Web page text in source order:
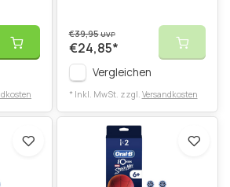
€39,95UVP
€24,85*
Vergleichen
* Inkl. MwSt. zzgl. Versandkosten